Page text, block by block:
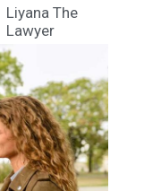
Liyana The
Lawyer